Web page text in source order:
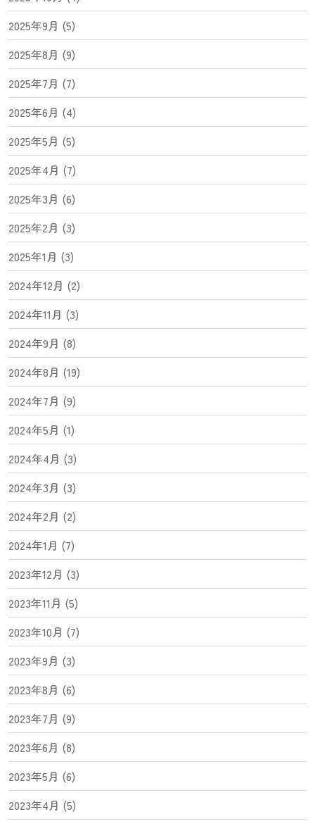
2025年9月 (5)
2025年8月 (9)
2025年7月 (7)
2025年6月 (4)
2025年5月 (5)
2025年4月 (7)
2025年3月 (6)
2025年2月 (3)
2025年1月 (3)
2024年12月 (2)
2024年11月 (3)
2024年9月 (8)
2024年8月 (19)
2024年7月 (9)
2024年5月 (1)
2024年4月 (3)
2024年3月 (3)
2024年2月 (2)
2024年1月 (7)
2023年12月 (3)
2023年11月 (5)
2023年10月 (7)
2023年9月 (3)
2023年8月 (6)
2023年7月 (9)
2023年6月 (8)
2023年5月 (6)
2023年4月 (5)